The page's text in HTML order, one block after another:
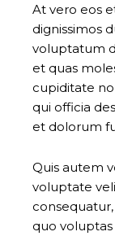
At vero eos
dignissimos
voluptatum
et quas
cupiditate
qui officia
et dolorum
Quis autem
voluptate
quo